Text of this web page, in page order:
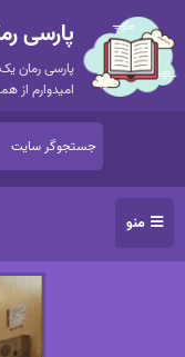
پارسی
پارسی رمان
امیدوارم از
منو